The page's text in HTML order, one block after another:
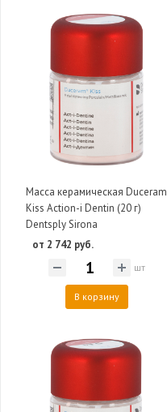
Масса керамическая Duceram
Kiss Action-i Dentin (20 г)
Dentsply Sirona
от 2 742 руб.
шт
В корзину